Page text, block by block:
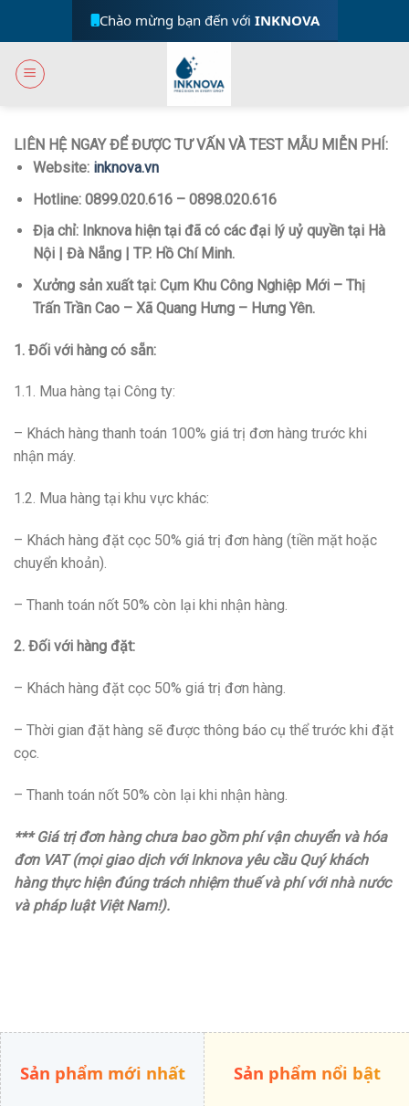
content
Chào mừng bạn đến với INKNOVA
LIÊN HỆ NGAY ĐỂ ĐƯỢC TƯ VẤN VÀ TEST MẪU MIỄN PHÍ:
Website: inknova.vn
Hotline: 0899.020.616 – 0898.020.616
Địa chỉ: Inknova hiện tại đã có các đại lý uỷ quyền tại Hà
Nội | Đà Nẵng | TP. Hồ Chí Minh.
Xưởng sản xuất tại: Cụm Khu Công Nghiệp Mới – Thị
Trấn Trần Cao – Xã Quang Hưng – Hưng Yên.
1. Đối với hàng có sẵn:
1.1. Mua hàng tại Công ty:
– Khách hàng thanh toán 100% giá trị đơn hàng trước khi
nhận máy.
1.2. Mua hàng tại khu vực khác:
– Khách hàng đặt cọc 50% giá trị đơn hàng (tiền mặt hoặc
chuyển khoản).
– Thanh toán nốt 50% còn lại khi nhận hàng.
2. Đối với hàng đặt:
– Khách hàng đặt cọc 50% giá trị đơn hàng.
– Thời gian đặt hàng sẽ được thông báo cụ thể trước khi đặt
cọc.
– Thanh toán nốt 50% còn lại khi nhận hàng.
*** Giá trị đơn hàng chưa bao gồm phí vận chuyển và hóa
đơn VAT (mọi giao dịch với Inknova yêu cầu Quý khách
hàng thực hiện đúng trách nhiệm thuế và phí với nhà nước
và pháp luật Việt Nam!).
Sản phẩm mới nhất Sản phẩm nổi bật